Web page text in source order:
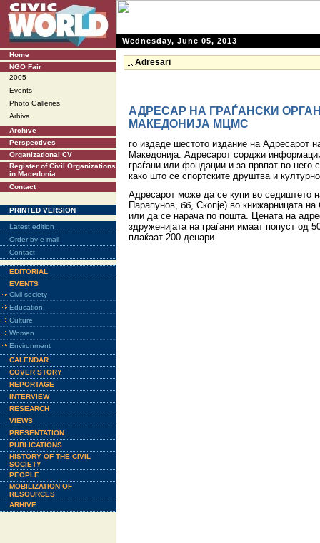
Wednesday, June 05, 2013
Home
NGO Fair
2005
Events
Photo Galleries
Arhiva
Archive
Perspectives
Organizational CV
Register of Civil Organizations
in Macedonia
Contact
PRINTED VERSION
Latest edition
Order by e-mail
Contact
EDITORIAL
EVENTS
Civil society
Education
Culture
Women
Environment
CALENDAR
COVER STORY
REPORTAGE
INTERVIEW
RESEARCH
VIEWS
PRESENTATION
PUBLICATIONS
HISTORY OF THE CIVIL
SOCIETY
PEOPLE
MOBILIZATION OF
RESOURCES
ARHIVE
Adresari
АДРЕСАР НА ГРАЃАНСКИ
МАКЕДОНИЈА МЦМС
го издаде шестото издание на Адресарот
Македонија. Адресарот сорджи
граѓани или фондации и за првпат во него
како што се спортските друштва и
Адресарот може да се купи во
Парапунов, бб, Скопје) во книжарницата на
или да се нарача по пошта. Цената на
здруженијата на граѓани имаат попуст од
плаќаат 200 денари.